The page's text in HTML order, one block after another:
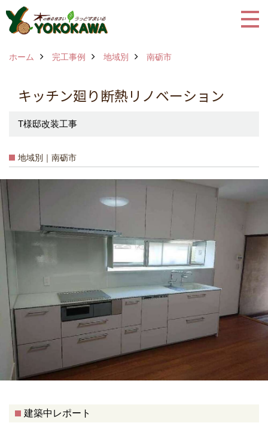
ホーム 完工事例 地域別 南砺市
キッチン廻り断熱リノベーション
T様邸改装工事
地域別｜南砺市
建築中レポート